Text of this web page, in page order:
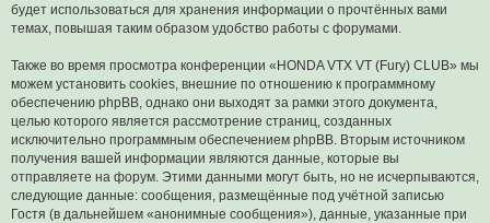
будет использоваться для хранения информации о прочтённых вами
темах, повышая таким образом удобство работы с форумами.
Также во время просмотра конференции «HONDA VTX VT (Fury) CLUB» мы
можем установить cookies, внешние по отношению к программному
обеспечению phpBB, однако они выходят за рамки этого документа,
целью которого является рассмотрение страниц, созданных
исключительно программным обеспечением phpBB. Вторым источником
получения вашей информации являются данные, которые вы
отправляете на форум. Этими данными могут быть, но не исчерпываются,
следующие данные: сообщения, размещённые под учётной записью
Гостя (в дальнейшем «анонимные сообщения»), данные, указанные при